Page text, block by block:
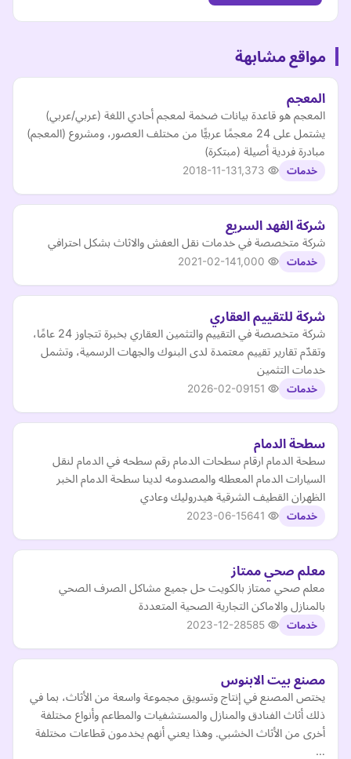
مواقع مشابهة
المعجم
المعجم هو قاعدة بيانات ضخمة لمعجم أحادي اللغة (عربي/عربي)
يشتمل على 24 معجمًا عربيًّا من مختلف العصور، ومشروع (المعجم)
مبادرة فردية أصيلة (مبتكرة)
خدمات 2018-11-13
شركة الفهد السريع
شركة متخصصة في خدمات نقل العفش والاثاث بشكل احترافي
خدمات 2021-02-14
شركة للتقييم العقاري
شركة متخصصة في التقييم والتثمين العقاري بخبرة تتجاوز 24 عامًا،
وتقدّم تقارير تقييم معتمدة لدى البنوك والجهات الرسمية، وتشمل
خدمات التثمين
خدمات 2026-02-09
سطحة الدمام
سطحة الدمام ارقام سطحات الدمام رقم سطحه في الدمام لنقل
السيارات الدمام المعطله والمصدومه لدينا سطحة الدمام الخبر
الظهران القطيف الشرقية هيدروليك وعادي
خدمات 2023-06-15
معلم صحي ممتاز
معلم صحي ممتاز بالكويت حل جميع مشاكل الصرف الصحي
بالمنازل واﻻماكن التجارية الصحية المتعددة
خدمات 2023-12-28
مصنع بيت الابنوس
يختص المصنع في إنتاج وتسويق مجموعة واسعة من الأثاث، بما في
ذلك أثاث الفنادق والمنازل والمستشفيات والمطاعم وأنواع مختلفة
أخرى من الأثاث الخشبي. وهذا يعني أنهم يخدمون قطاعات مختلفة
…